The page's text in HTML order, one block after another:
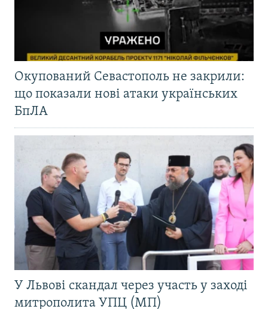
Окупований Севастополь не закрили:
що показали нові атаки українських
БпЛА
У Львові скандал через участь у заході
митрополита УПЦ (МП)